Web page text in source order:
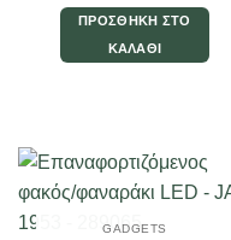
ΠΡΟΣΘΉΚΗ ΣΤΟ
ΚΑΛΆΘΙ
GADGETS